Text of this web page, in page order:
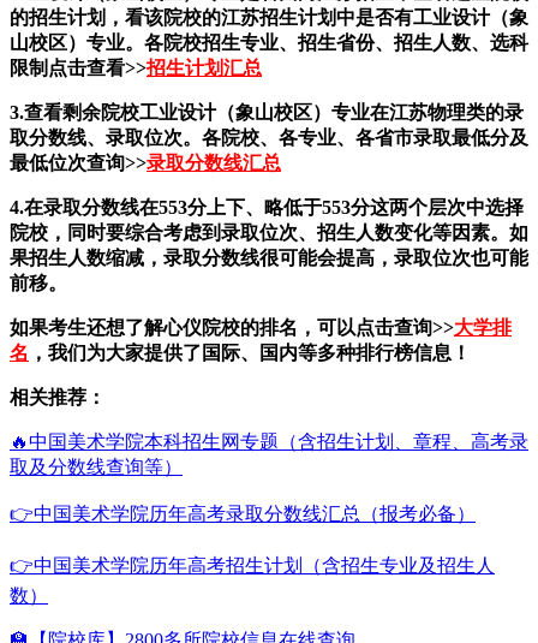
的招生计划，看该院校的江苏招生计划中是否有工业设计（象
山校区）专业。各院校招生专业、招生省份、招生人数、选科
限制点击查看>>招生计划汇总
3.查看剩余院校工业设计（象山校区）专业在江苏物理类的录
取分数线、录取位次。各院校、各专业、各省市录取最低分及
最低位次查询>>录取分数线汇总
4.在录取分数线在553分上下、略低于553分这两个层次中选择
院校，同时要综合考虑到录取位次、招生人数变化等因素。如
果招生人数缩减，录取分数线很可能会提高，录取位次也可能
前移。
如果考生还想了解心仪院校的排名，可以点击查询>>大学排
名 ，我们为大家提供了国际、国内等多种排行榜信息！
相关推荐：
🔥中国美术学院本科招生网专题（含招生计划、章程、高考录
取及分数线查询等）
👉中国美术学院历年高考录取分数线汇总（报考必备）
👉中国美术学院历年高考招生计划（含招生专业及招生人
数）